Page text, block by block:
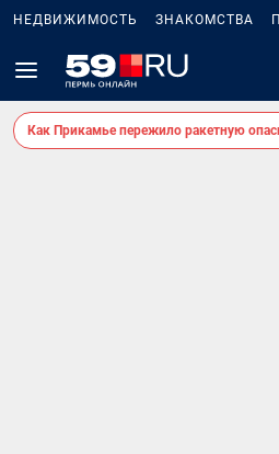
НЕДВИЖИМОСТЬ ЗНАКОМСТВА
Как Прикамье пережило ракетную